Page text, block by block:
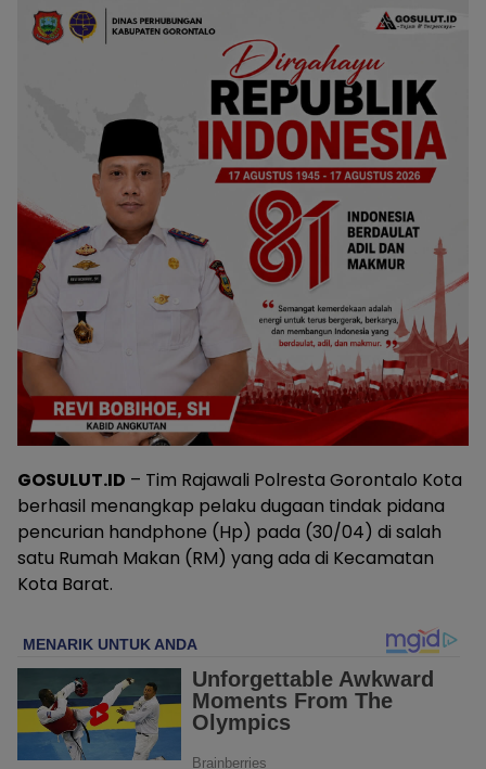
GOSULUT.ID – Tim Rajawali Polresta Gorontalo Kota
berhasil menangkap pelaku dugaan tindak pidana
pencurian handphone (Hp) pada (30/04) di salah
satu Rumah Makan (RM) yang ada di Kecamatan
Kota Barat.